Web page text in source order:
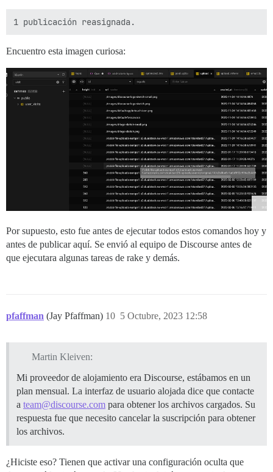
Encuentro esta imagen curiosa:
Por supuesto, esto fue antes de ejecutar todos estos comandos hoy y
antes de publicar aquí. Se envió al equipo de Discourse antes de
que ejecutara algunas tareas de rake y demás.
pfaffman (Jay Pfaffman) 5 Octubre, 2023 12:58
10
Martin Kleiven:
Mi proveedor de alojamiento era Discourse, estábamos en un
plan mensual. La interfaz de usuario alojada dice que contacte
a team@discourse.com para obtener los archivos cargados. Su
respuesta fue que necesito cancelar la suscripción para obtener
los archivos.
¿Hiciste eso? Tienen que activar una configuración oculta que